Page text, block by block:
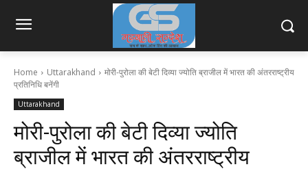
Home Uttarakhand
मोरी-पुरोला की बेटी दिव्या ज्योति ब्राजील में भारत की अंतरराष्ट्रीय
प्रतिनिधि बनेंगी
Uttarakhand
मोरी-पुरोला की बेटी दिव्या ज्योति
ब्राजील में भारत की अंतरराष्ट्रीय